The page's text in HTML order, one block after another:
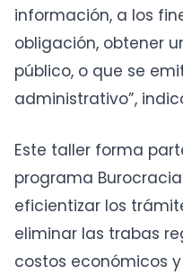
información, a los
obligación, obtener
público, o que se
administrativo”,
Este taller forma
programa
eficientizar los
eliminar las trabas
costos económicos